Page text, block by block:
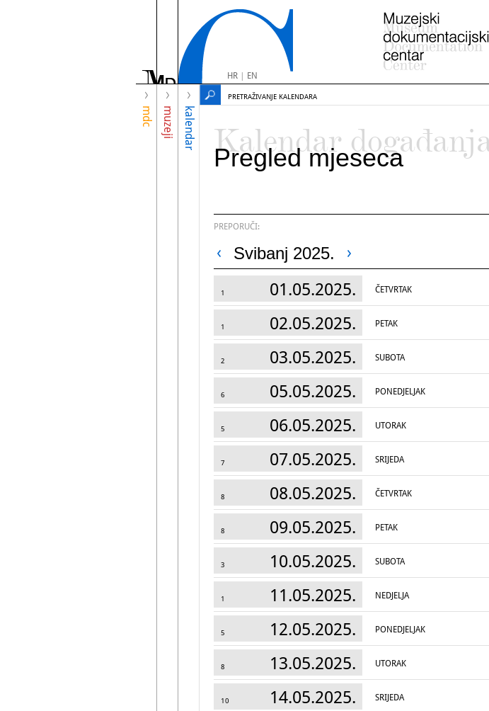
HR| EN
mdc muzeji kalendar
PRETRAŽIVANJE KALENDARA
Kalendar događanja
Pregled mjeseca
PREPORUČI:
Svibanj 2025.
1 01.05.2025. ČETVRTAK
1 02.05.2025. PETAK
2 03.05.2025. SUBOTA
6 05.05.2025. PONEDJELJAK
5 06.05.2025. UTORAK
7 07.05.2025. SRIJEDA
8 08.05.2025. ČETVRTAK
8 09.05.2025. PETAK
3 10.05.2025. SUBOTA
1 11.05.2025. NEDJELJA
5 12.05.2025. PONEDJELJAK
8 13.05.2025. UTORAK
10 14.05.2025. SRIJEDA